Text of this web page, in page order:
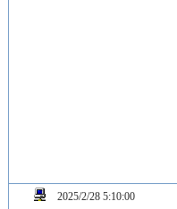
2025/2/28 5:10:00